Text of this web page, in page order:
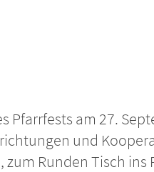
Pfarrfests am 27.
und
Runden Tisch ins